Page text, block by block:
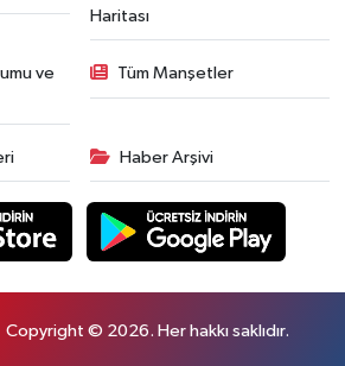
Haritası
ve
Tüm Manşetler
Haber Arşivi
Copyright © 2026. Her hakkı saklıdır.